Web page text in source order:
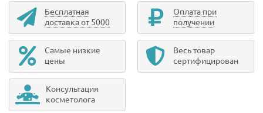
Бесплатная
доставка от 5000
Оплата при
получении
Самые низкие
цены
Весь товар
сертифицирован
Консультация
косметолога